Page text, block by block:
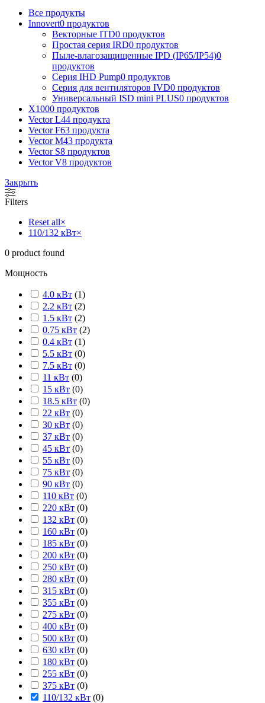
Все продукты
Innovert0 продуктов
Векторные ITD0 продуктов
Простая серия IRD0 продуктов
Пыле-влагозащищенные IPD (IP65/IP54)0
продуктов
Серия IHD Pump0 продуктов
Серия для вентиляторов IVD0 продуктов
Универсальный ISD mini PLUS0 продуктов
X1000 продуктов
Vector L44 продукта
Vector F63 продукта
Vector M43 продукта
Vector S8 продуктов
Vector V8 продуктов
Закрыть
Filters
Reset all×
110/132 кВт×
0 product found
Мощность
4.0 кВт (1)
2.2 кВт (2)
1.5 кВт (2)
0.75 кВт (2)
0.4 кВт (1)
5.5 кВт (0)
7.5 кВт (0)
11 кВт (0)
15 кВт (0)
18.5 кВт (0)
22 кВт (0)
30 кВт (0)
37 кВт (0)
45 кВт (0)
55 кВт (0)
75 кВт (0)
90 кВт (0)
110 кВт (0)
220 кВт (0)
132 кВт (0)
160 кВт (0)
185 кВт (0)
200 кВт (0)
250 кВт (0)
280 кВт (0)
315 кВт (0)
355 кВт (0)
275 кВт (0)
400 кВт (0)
500 кВт (0)
630 кВт (0)
180 кВт (0)
255 кВт (0)
375 кВт (0)
110/132 кВт (0)